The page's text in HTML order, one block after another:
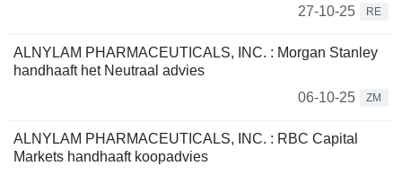
27-10-25
RE
ALNYLAM PHARMACEUTICALS, INC. : Morgan Stanley
handhaaft het Neutraal advies
06-10-25
ZM
ALNYLAM PHARMACEUTICALS, INC. : RBC Capital
Markets handhaaft koopadvies